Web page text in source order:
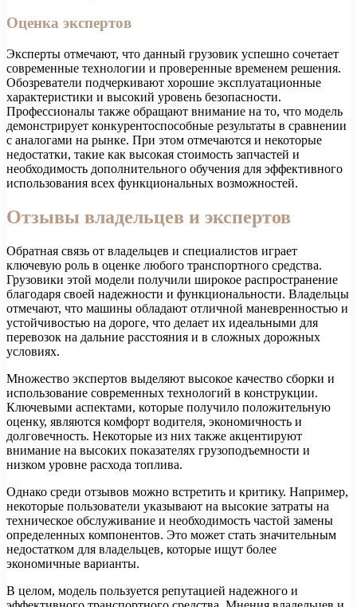
Оценка экспертов
Эксперты отмечают, что данный грузовик успешно сочетает
современные технологии и проверенные временем решения.
Обозреватели подчеркивают хорошие эксплуатационные
характеристики и высокий уровень безопасности.
Профессионалы также обращают внимание на то, что модель
демонстрирует конкурентоспособные результаты в сравнении
с аналогами на рынке. При этом отмечаются и некоторые
недостатки, такие как высокая стоимость запчастей и
необходимость дополнительного обучения для эффективного
использования всех функциональных возможностей.
Отзывы владельцев и экспертов
Обратная связь от владельцев и специалистов играет
ключевую роль в оценке любого транспортного средства.
Грузовики этой модели получили широкое распространение
благодаря своей надежности и функциональности. Владельцы
отмечают, что машины обладают отличной маневренностью и
устойчивостью на дороге, что делает их идеальными для
перевозок на дальние расстояния и в сложных дорожных
условиях.
Множество экспертов выделяют высокое качество сборки и
использование современных технологий в конструкции.
Ключевыми аспектами, которые получило положительную
оценку, являются комфорт водителя, экономичность и
долговечность. Некоторые из них также акцентируют
внимание на высоких показателях грузоподъемности и
низком уровне расхода топлива.
Однако среди отзывов можно встретить и критику. Например,
некоторые пользователи указывают на высокие затраты на
техническое обслуживание и необходимость частой замены
определенных компонентов. Это может стать значительным
недостатком для владельцев, которые ищут более
экономичные варианты.
В целом, модель пользуется репутацией надежного и